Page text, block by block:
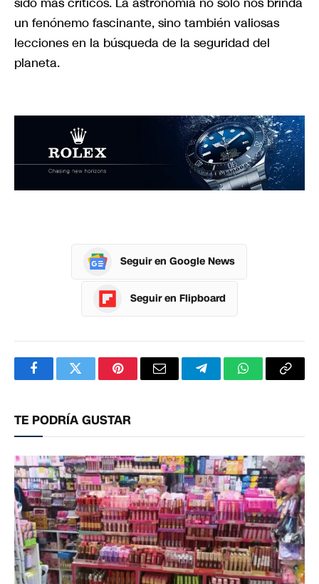
un fenónemo fascinante, sino también valiosas
lecciones en la búsqueda de la seguridad del
planeta.
Seguir en Google News
Seguir en Flipboard
FacebookTwitterPinterestCorreoTelegramWhatsApp
TE PODRÍA GUSTAR